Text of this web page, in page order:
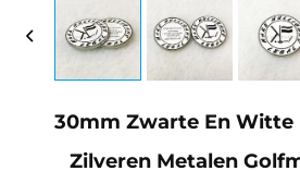
30mm Zwarte En Witte
Zilveren Metalen